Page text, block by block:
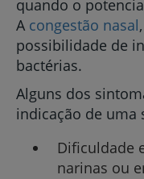
quando o
A congestão nasal
possibilidade de
bactérias.
Alguns dos
indicação de uma
Dificuldade
narinas ou